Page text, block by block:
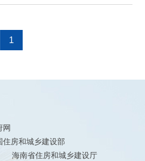
1
网
住房和城乡建设部
海南省住房和城乡建设厅